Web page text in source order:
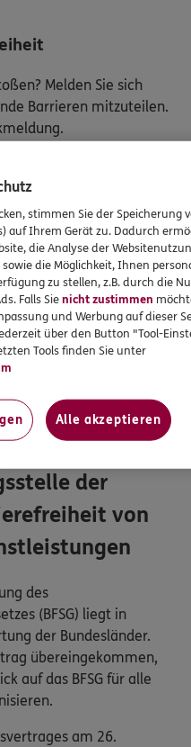
Melden Sie sich
Barrieren mitzuteilen.
Webseite Sie auf
Kopieren Sie hierzu
Ihres Browsers.
mit einem
Service, der Ihnen
hat, an:
E-Mail-Adresse nur
zu Ihrem
der
von
des
(BFSG) liegt in
der Bundesländer.
übereingekommen,
auf das BFSG für alle
am 26.
stimmen Sie der Speicherung
auf Ihrem Gerät zu. Dadurch
die Analyse der
die Möglichkeit, Ihnen
zu stellen, z.B. durch die
Falls Sienicht zustimmen
und Werbung auf dieser
über den Button "Tool-
Tools finden Sie unter
Alle akzeptieren